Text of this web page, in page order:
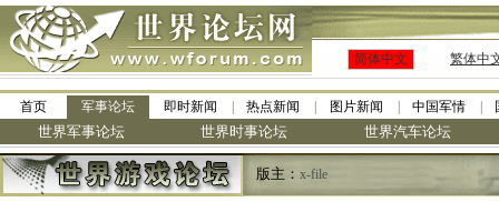
简体中文 繁体中
首页 军事论坛 即时新闻 热点新闻 图片新闻 中国军情
世界军事论坛 世界时事论坛 世界汽车论坛
版主： x-file